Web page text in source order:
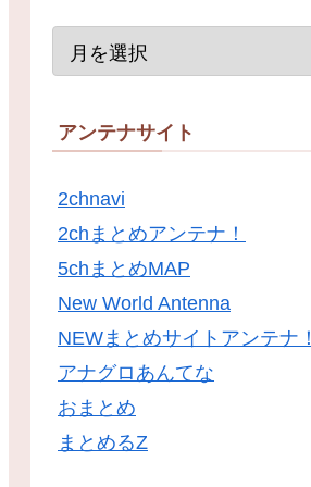
アンテナサイト
2chnavi
2chまとめアンテナ！
5chまとめMAP
New World Antenna
NEWまとめサイトアンテナ！
アナグロあんてな
おまとめ
まとめるZ